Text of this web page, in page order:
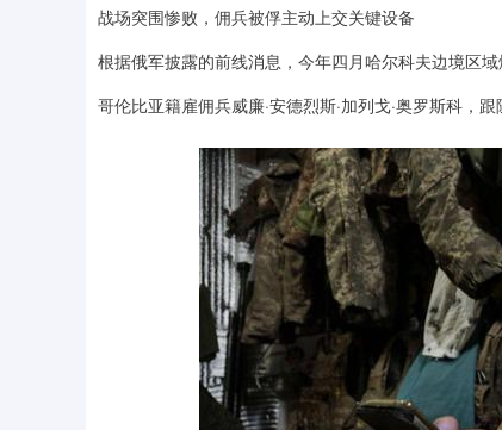
战场突围惨败，佣兵被俘主动上交关键设备
根据俄军披露的前线消息，今年四月哈尔科夫边境区
哥伦比亚籍雇佣兵威廉·安德烈斯·加列戈·奥罗斯科，